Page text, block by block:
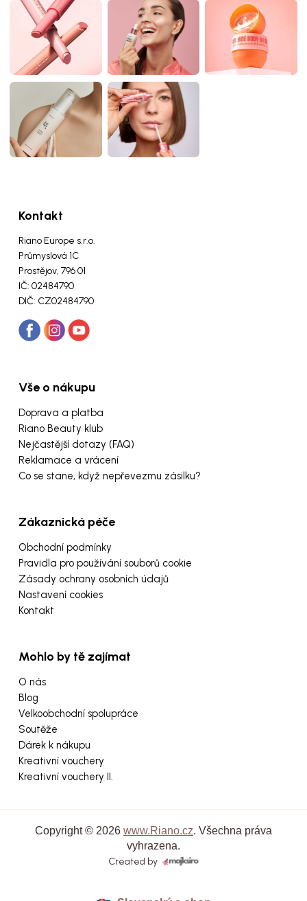
Kontakt
Riano Europe s.r.o.
Průmyslová 1C
Prostějov, 796 01
IČ: 02484790
DIČ: CZ02484790
Vše o nákupu
Doprava a platba
Riano Beauty klub
Nejčastější dotazy (FAQ)
Reklamace a vrácení
Co se stane, když nepřevezmu zásilku?
Zákaznická péče
Obchodní podmínky
Pravidla pro používání souborů cookie
Zásady ochrany osobních údajů
Nastavení cookies
Kontakt
Mohlo by tě zajímat
O nás
Blog
Velkoobchodní spolupráce
Soutěže
Dárek k nákupu
Kreativní vouchery
Kreativní vouchery II.
Copyright © 2026 www.Riano.cz. Všechna práva
vyhrazena.
Created by